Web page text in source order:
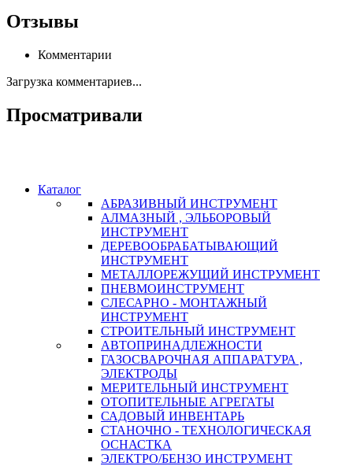
Отзывы
Комментарии
Загрузка комментариев...
Просматривали
Каталог
АБРАЗИВНЫЙ ИНСТРУМЕНТ
АЛМАЗНЫЙ , ЭЛЬБОРОВЫЙ
ИНСТРУМЕНТ
ДЕРЕВООБРАБАТЫВАЮЩИЙ
ИНСТРУМЕНТ
МЕТАЛЛОРЕЖУЩИЙ ИНСТРУМЕНТ
ПНЕВМОИНСТРУМЕНТ
СЛЕСАРНО - МОНТАЖНЫЙ
ИНСТРУМЕНТ
СТРОИТЕЛЬНЫЙ ИНСТРУМЕНТ
АВТОПРИНАДЛЕЖНОСТИ
ГАЗОСВАРОЧНАЯ АППАРАТУРА ,
ЭЛЕКТРОДЫ
МЕРИТЕЛЬНЫЙ ИНСТРУМЕНТ
ОТОПИТЕЛЬНЫЕ АГРЕГАТЫ
САДОВЫЙ ИНВЕНТАРЬ
СТАНОЧНО - ТЕХНОЛОГИЧЕСКАЯ
ОСНАСТКА
ЭЛЕКТРО/БЕНЗО ИНСТРУМЕНТ